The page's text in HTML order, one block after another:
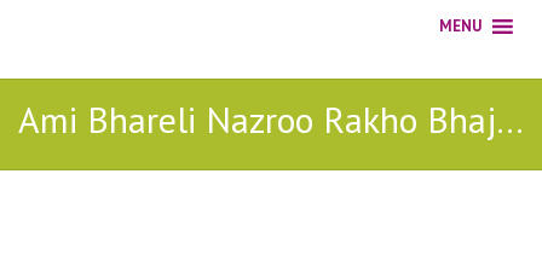
Ami Bhareli Nazroo Rakho Bhajan